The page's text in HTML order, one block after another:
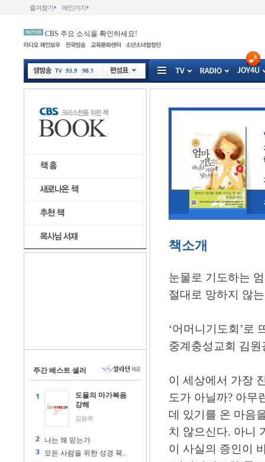
즐겨찾기 메인가기
CBS 주요 소식을 확인하세요!
주간 베스트 셀러
도올의 마가복음
강해
김용옥
나는 왜 믿는가
모든 사람을 위한 성경 묵..
책소개
눈물로 기도하는
절대로 망하지 않
‘어머니기도회’로
중계충성교회 김
이 세상에서 가장
도가 아닐까? 아무
데 있기를 온 마음
치 않으신다. 아니
이 사실의 증인이